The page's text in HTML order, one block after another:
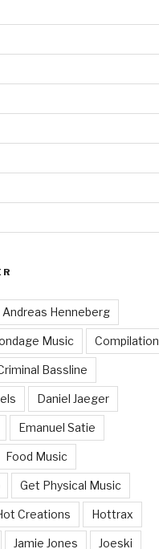
Andreas Henneberg
Music Compilation
Bassline
Daniel Jaeger
Emanuel Satie
Food Music
Get Physical Music
Creations Hottrax
Jamie Jones Joeski